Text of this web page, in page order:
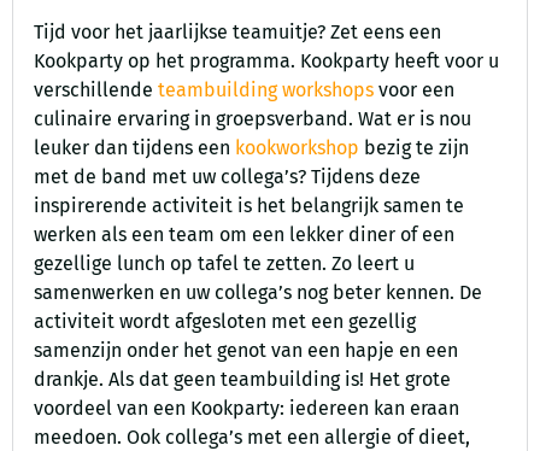
Tijd voor het jaarlijkse teamuitje? Zet eens een
Kookparty op het programma. Kookparty heeft voor u
verschillendeteambuilding workshops voor een
culinaire ervaring in groepsverband. Wat er is nou
leuker dan tijdens een kookworkshop bezig te zijn
met de band met uw collega’s? Tijdens deze
inspirerende activiteit is het belangrijk samen te
werken als een team om een lekker diner of een
gezellige lunch op tafel te zetten. Zo leert u
samenwerken en uw collega’s nog beter kennen. De
activiteit wordt afgesloten met een gezellig
samenzijn onder het genot van een hapje en een
drankje. Als dat geen teambuilding is! Het grote
voordeel van een Kookparty: iedereen kan eraan
meedoen. Ook collega’s met een allergie of dieet,